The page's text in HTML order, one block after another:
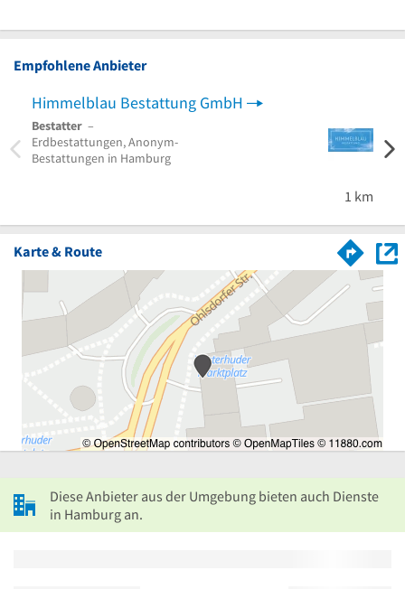
Empfohlene Anbieter
Himmelblau Bestattung GmbH
Bestatter –
Erdbestattungen, Anonym-
Bestattungen in Hamburg
1 km
Karte & Route
Diese Anbieter aus der Umgebung bieten auch Dienste
in Hamburg an.